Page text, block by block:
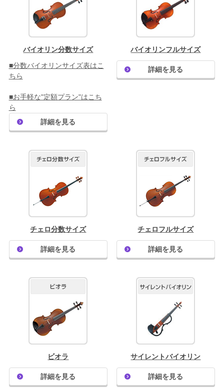
ギター・ウクレレ
電子ピアノ・エレクトーン・シンセ
アコースティックピアノ
定額プラン
音バトン レンタルプラン
セフィーネ NS 0.8～1.5畳
セフィーネNS 2.0畳
セフィーネNS MCプラン
簡易防音室 DIY.M
よくあるご質問
お電話でのお問い合わせ
0120-381-808
受付時間：
9:00～12:00 / 13:00～17:30
（土・日・祝日を除く）
バイオリン分数サイズ
■分数バイオリンサイズ表はこ
ちら
■お手軽な"定額プラン"はこち
ら
詳細を見る
バイオリンフルサイズ
詳細を見る
チェロ分数サイズ
詳細を見る
チェロフルサイズ
詳細を見る
ビオラ
詳細を見る
サイレントバイオリン
詳細を見る